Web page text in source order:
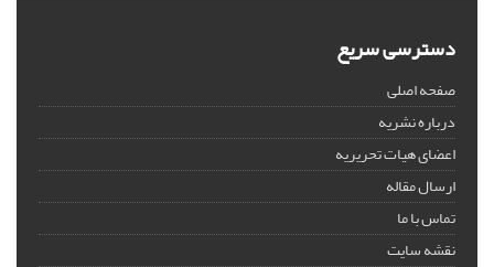
دسترسی سریع
صفحه اصلی
درباره نشریه
اعضای هیات تحریریه
ارسال مقاله
تماس با ما
نقشه سایت